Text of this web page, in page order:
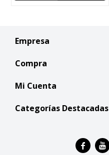
Empresa
Compra
Mi Cuenta
Categorías Destacadas
 